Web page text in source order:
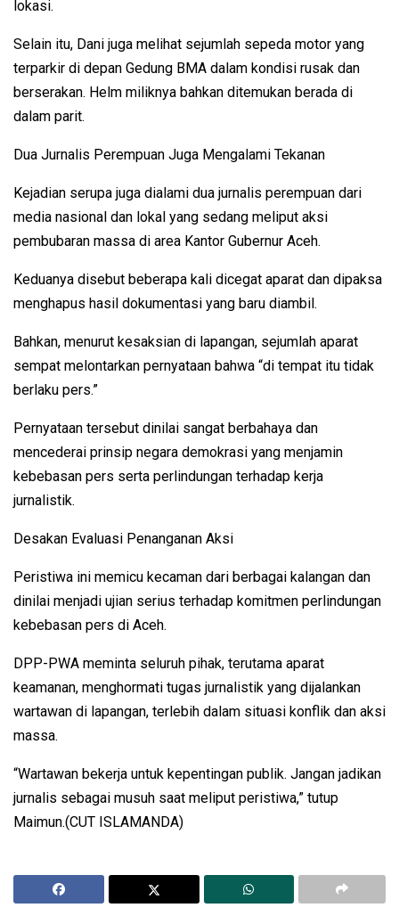
lokasi.
Selain itu, Dani juga melihat sejumlah sepeda motor yang
terparkir di depan Gedung BMA dalam kondisi rusak dan
berserakan. Helm miliknya bahkan ditemukan berada di
dalam parit.
Dua Jurnalis Perempuan Juga Mengalami Tekanan
Kejadian serupa juga dialami dua jurnalis perempuan dari
media nasional dan lokal yang sedang meliput aksi
pembubaran massa di area Kantor Gubernur Aceh.
Keduanya disebut beberapa kali dicegat aparat dan dipaksa
menghapus hasil dokumentasi yang baru diambil.
Bahkan, menurut kesaksian di lapangan, sejumlah aparat
sempat melontarkan pernyataan bahwa “di tempat itu tidak
berlaku pers.”
Pernyataan tersebut dinilai sangat berbahaya dan
mencederai prinsip negara demokrasi yang menjamin
kebebasan pers serta perlindungan terhadap kerja
jurnalistik.
Desakan Evaluasi Penanganan Aksi
Peristiwa ini memicu kecaman dari berbagai kalangan dan
dinilai menjadi ujian serius terhadap komitmen perlindungan
kebebasan pers di Aceh.
DPP-PWA meminta seluruh pihak, terutama aparat
keamanan, menghormati tugas jurnalistik yang dijalankan
wartawan di lapangan, terlebih dalam situasi konflik dan aksi
massa.
“Wartawan bekerja untuk kepentingan publik. Jangan jadikan
jurnalis sebagai musuh saat meliput peristiwa,” tutup
Maimun.(CUT ISLAMANDA)